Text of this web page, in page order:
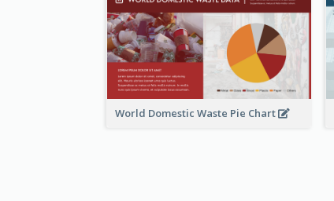
World Domestic Waste Pie Chart